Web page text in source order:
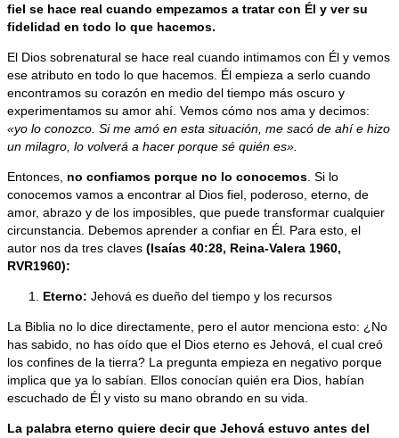
fiel se hace real cuando empezamos a tratar con Él y ver su
fidelidad en todo lo que hacemos.
El Dios sobrenatural se hace real cuando intimamos con Él y vemos
ese atributo en todo lo que hacemos. Él empieza a serlo cuando
encontramos su corazón en medio del tiempo más oscuro y
experimentamos su amor ahí. Vemos cómo nos ama y decimos:
«yo lo conozco. Si me amó en esta situación, me sacó de ahí e hizo
un milagro, lo volverá a hacer porque sé quién es».
Entonces, no confiamos porque no lo conocemos . Si lo
conocemos vamos a encontrar al Dios fiel, poderoso, eterno, de
amor, abrazo y de los imposibles, que puede transformar cualquier
circunstancia. Debemos aprender a confiar en Él. Para esto, el
autor nos da tres claves (Isaías 40:28, Reina-Valera 1960,
RVR1960):
Eterno: Jehová es dueño del tiempo y los recursos
La Biblia no lo dice directamente, pero el autor menciona esto: ¿No
has sabido, no has oído que el Dios eterno es Jehová, el cual creó
los confines de la tierra? La pregunta empieza en negativo porque
implica que ya lo sabían. Ellos conocían quién era Dios, habían
escuchado de Él y visto su mano obrando en su vida.
La palabra eterno quiere decir que Jehová estuvo antes del